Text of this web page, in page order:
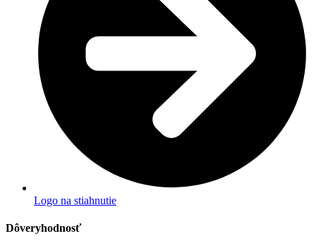
Logo na stiahnutie
Dôveryhodnosť